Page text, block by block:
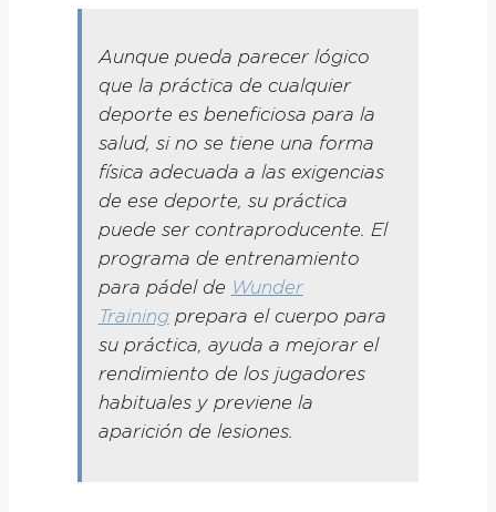
Aunque pueda parecer lógico
que la práctica de cualquier
deporte es beneficiosa para la
salud, si no se tiene una forma
física adecuada a las exigencias
de ese deporte, su práctica
puede ser contraproducente. El
programa de entrenamiento
para pádel de Wunder
Trainingprepara el cuerpo para
su práctica, ayuda a mejorar el
rendimiento de los jugadores
habituales y previene la
aparición de lesiones.